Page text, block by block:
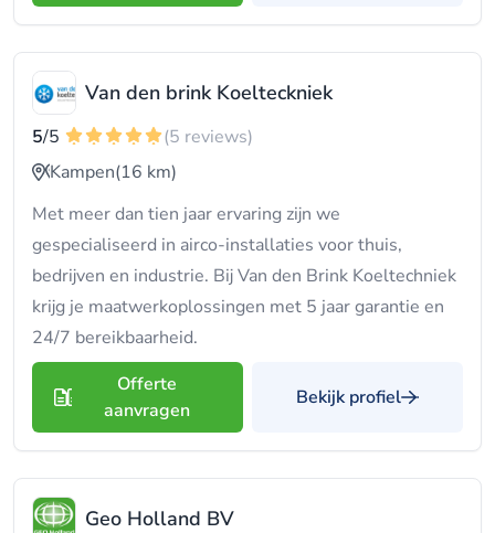
Van den brink Koelteckniek
5/5
(5 reviews)
Kampen(16 km)
Met meer dan tien jaar ervaring zijn we
gespecialiseerd in airco-installaties voor thuis,
bedrijven en industrie. Bij Van den Brink Koeltechniek
krijg je maatwerkoplossingen met 5 jaar garantie en
24/7 bereikbaarheid.
Offerte
aanvragen
Bekijk profiel
Geo Holland BV